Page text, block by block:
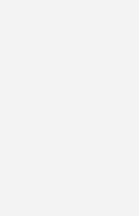
Geräte der Stulz
Technologie verfügen
bietet Stulz CyberBlue
weiterer Vorteile. So wird
minimiert, da der
mit Grob-
setzt CyberBlue
die exzellenten